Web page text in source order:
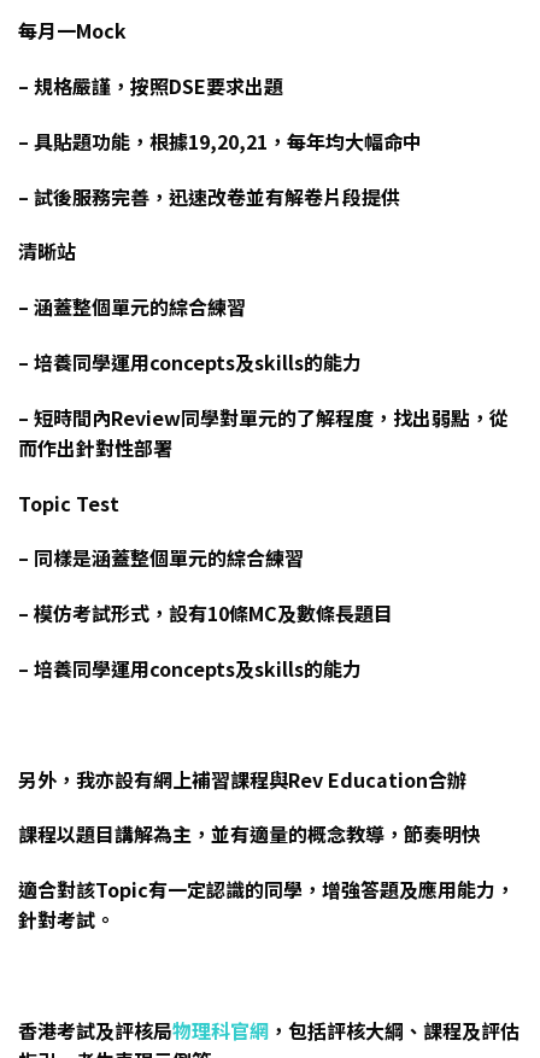
每月一Mock
– 規格嚴謹，按照DSE要求出題
– 具貼題功能，根據19,20,21，每年均大幅命中
– 試後服務完善，迅速改卷並有解卷片段提供
清晰站
– 涵蓋整個單元的綜合練習
– 培養同學運用concepts及skills的能力
– 短時間內Review同學對單元的了解程度，找出弱點，從
而作出針對性部署
Topic Test
– 同樣是涵蓋整個單元的綜合練習
– 模仿考試形式，設有10條MC及數條長題目
– 培養同學運用concepts及skills的能力
另外，我亦設有網上補習課程與Rev Education合辦
課程以題目講解為主，並有適量的概念教導，節奏明快
適合對該Topic有一定認識的同學，增強答題及應用能力，
針對考試。
香港考試及評核局物理科官網 ，包括評核大綱、課程及評估